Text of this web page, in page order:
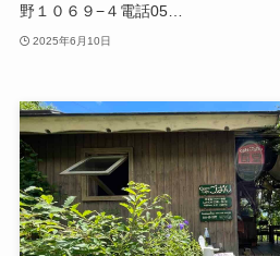
野１０６９−４電話05…
2025年6月10日